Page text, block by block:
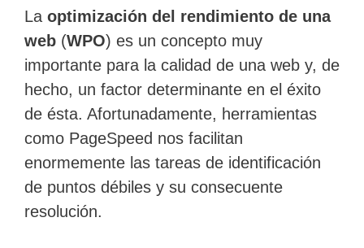
La optimización del rendimiento de una
web (WPO) es un concepto muy
importante para la calidad de una web y, de
hecho, un factor determinante en el éxito
de ésta. Afortunadamente, herramientas
como PageSpeed nos facilitan
enormemente las tareas de identificación
de puntos débiles y su consecuente
resolución.